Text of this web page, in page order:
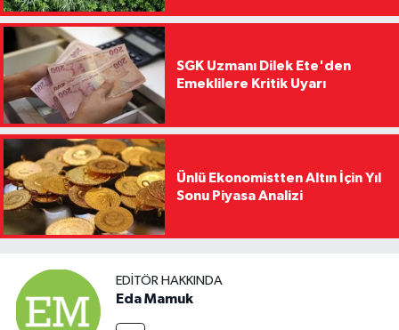
SGK Uzmanı Dilek Ete'den
Emeklilere Kritik Uyarı
Ünlü Ekonomistten Altın İçin Yıl
Sonu Piyasa Analizi
EDITÖR HAKKINDA
Eda Mamuk